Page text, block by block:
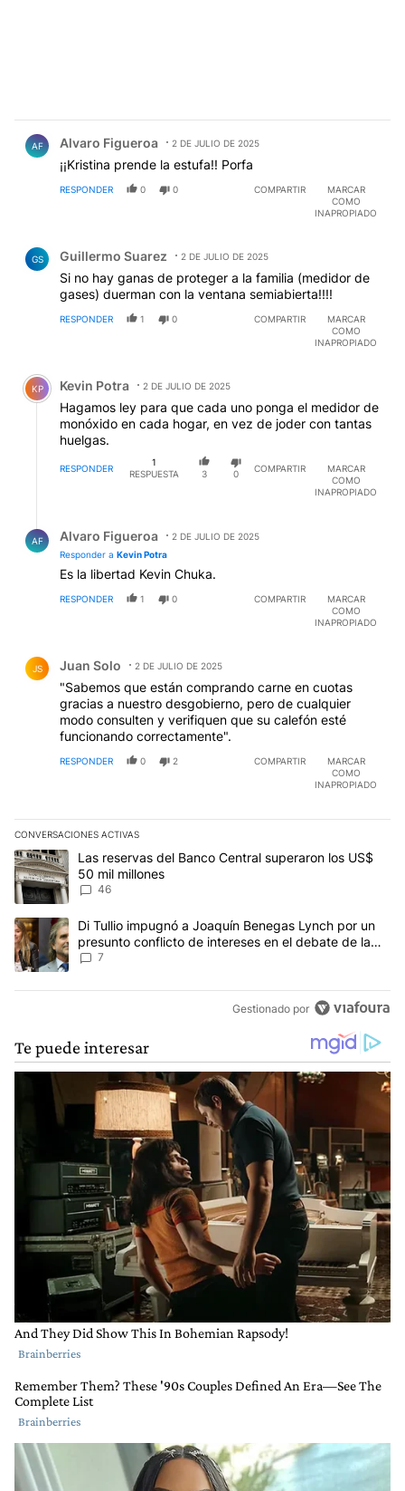
AF Alvaro Figueroa 2 DE JULIO DE 2025
¡¡Kristina prende la estufa!! Porfa
RESPONDER 0 0 COMPARTIR
MARCAR
COMO
INAPROPIADO
GS Guillermo Suarez 2 DE JULIO DE 2025
Si no hay ganas de proteger a la familia (medidor de
gases) duerman con la ventana semiabierta!!!!
RESPONDER 1 0 COMPARTIR
MARCAR
COMO
INAPROPIADO
Comentario de Kevin Potra.
KP Kevin Potra 2 DE JULIO DE 2025
Hagamos ley para que cada uno ponga el medidor de
monóxido en cada hogar, en vez de joder con tantas
huelgas.
RESPONDER
1
RESPUESTA
3 0
COMPARTIR
MARCAR
COMO
INAPROPIADO
AF Alvaro Figueroa
2 DE JULIO DE 2025
Responder a Kevin Potra
Es la libertad Kevin Chuka.
RESPONDER 1 0 COMPARTIR
MARCAR
COMO
INAPROPIADO
JS Juan Solo 2 DE JULIO DE 2025
"Sabemos que están comprando carne en cuotas
gracias a nuestro desgobierno, pero de cualquier
modo consulten y verifiquen que su calefón esté
funcionando correctamente".
RESPONDER 0 2 COMPARTIR
MARCAR
COMO
INAPROPIADO
CONVERSACIONES ACTIVAS
Este listado muestra los artículos con más comentarios en los
Un artículo de tendencia con el título "Las reservas del Banco
Las reservas del Banco Central superaron los US$
50 mil millones
46
Un artículo de tendencia con el título "Di Tullio impugnó a
Di Tullio impugnó a Joaquín Benegas Lynch por un
presunto conflicto de intereses en el debate de la
Ley de Tierras
7
Gestionado por